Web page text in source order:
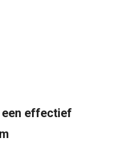
een effectief